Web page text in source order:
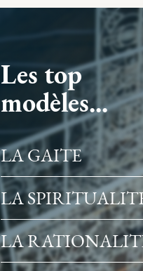
Les top
modèles...
LA GAITE
LA
LA